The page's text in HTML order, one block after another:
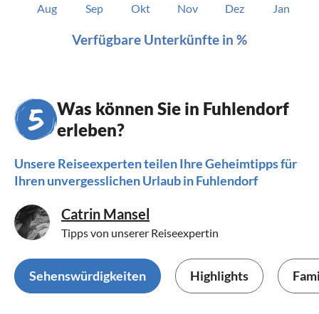
Aug Sep Okt Nov Dez Jan
Verfügbare Unterkünfte in %
Was können Sie in Fuhlendorf
erleben?
Unsere Reiseexperten teilen Ihre Geheimtipps für
Ihren unvergesslichen Urlaub in Fuhlendorf
Tipps von unserer Reiseexpertin
Catrin Mansel
Sehenswürdigkeiten Highlights